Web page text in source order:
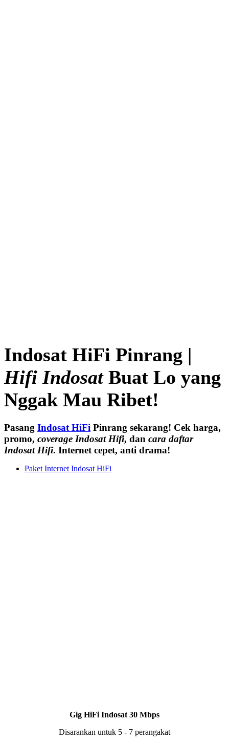
Indosat HiFi Pinrang |
Hifi IndosatBuat Lo yang
Nggak Mau Ribet!
Pasang Indosat HiFi Pinrang sekarang! Cek harga,
promo, coverage Indosat Hifi, dan cara daftar
Indosat Hifi. Internet cepet, anti drama!
Paket Internet Indosat HiFi
Gig HiFi Indosat 30 Mbps
Disarankan untuk 5 - 7 perangakat